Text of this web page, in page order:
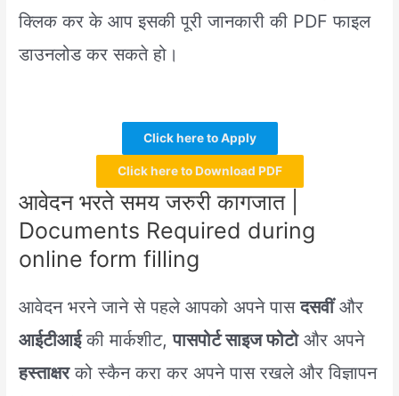
क्लिक कर के आप इसकी पूरी जानकारी की PDF फाइल
डाउनलोड कर सकते हो।
Click here to Apply
Click here to Download PDF
आवेदन भरते समय जरुरी कागजात |
Documents Required during
online form filling
आवेदन भरने जाने से पहले आपको अपने पासदसवींऔर
आईटीआईकी मार्कशीट,पासपोर्ट साइज फोटोऔर अपने
हस्ताक्षरको स्कैन करा कर अपने पास रखले और विज्ञापन